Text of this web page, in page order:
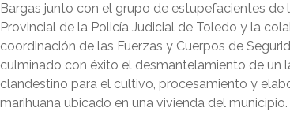
Bargas junto con el grupo de estupefacientes de
Provincial de la Policía Judicial de Toledo y la
coordinación de las Fuerzas y Cuerpos de
culminado con éxito el desmantelamiento de un
clandestino para el cultivo, procesamiento y
marihuana ubicado en una vivienda del municipio.